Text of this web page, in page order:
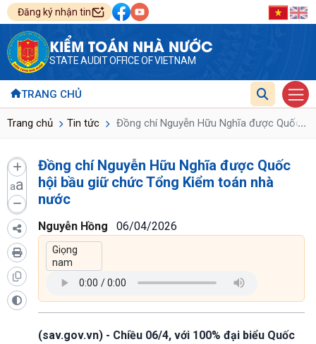
Đăng ký nhận tin
KIỂM TOÁN NHÀ NƯỚC
STATE AUDIT OFFICE OF VIETNAM
TRANG CHỦ
Trang chủ Tin tức Đồng chí Nguyễn Hữu Nghĩa được Quốc...
aa
Đồng chí Nguyễn Hữu Nghĩa được Quốc
hội bầu giữ chức Tổng Kiểm toán nhà
nước
Nguyễn Hồng 06/04/2026
(sav.gov.vn) - Chiều 06/4, với 100% đại biểu Quốc